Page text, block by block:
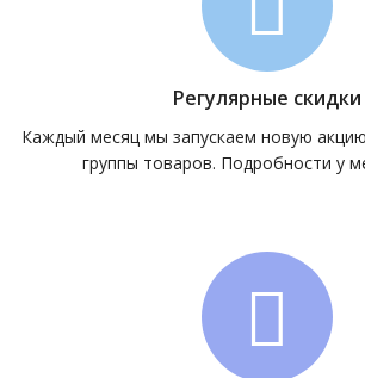
Регулярные скидки
Каждый месяц мы запускаем новую
группы товаров. Подробности у